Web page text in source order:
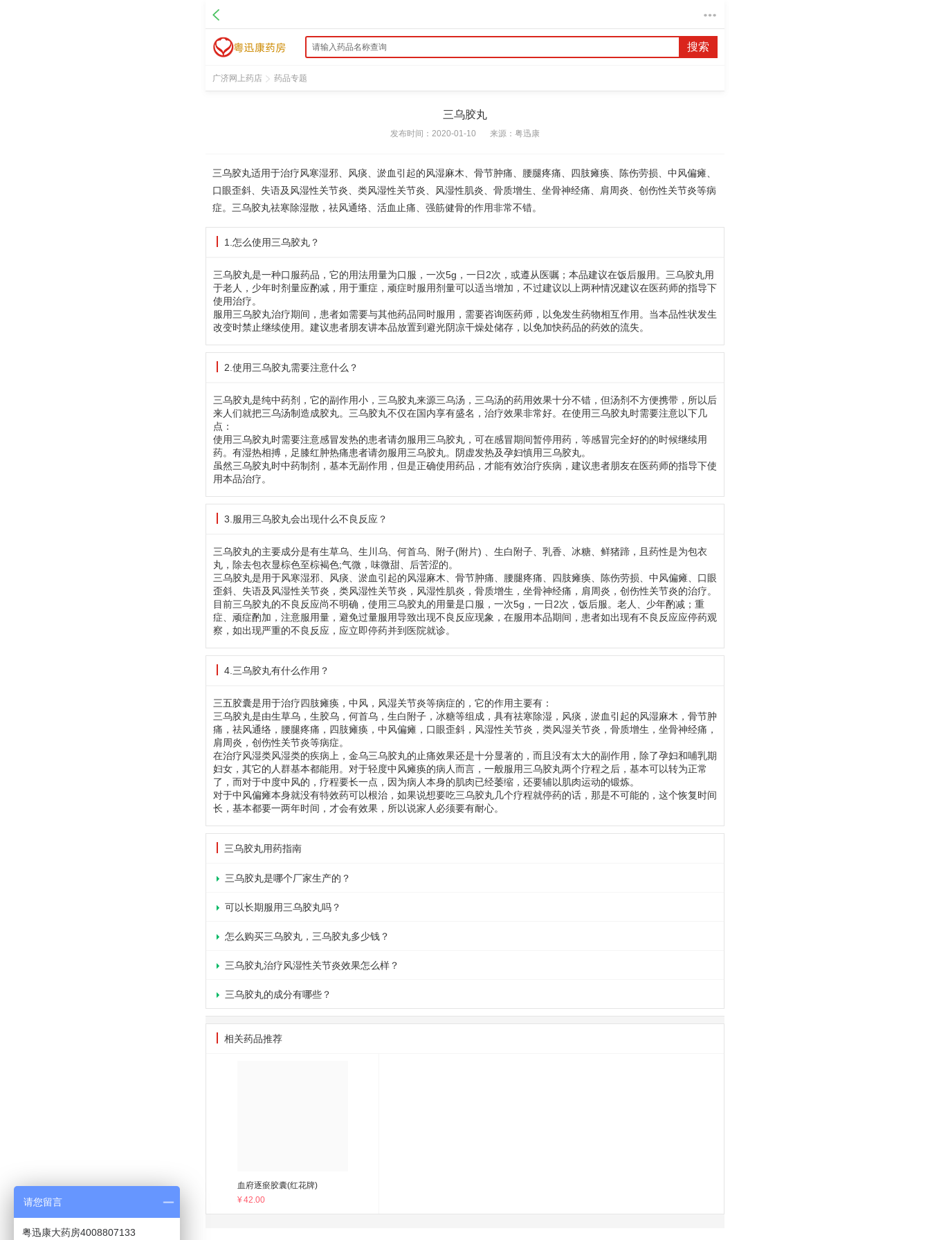
搜索
广济网上药店 药品专题
三乌胶丸
发布时间：2020-01-10 来源： 粤迅康
三乌胶丸适用于治疗风寒湿邪、风痰、淤血引起的风湿麻木、骨节肿痛、腰腿疼痛、四肢瘫痪、陈伤劳损、中风偏瘫、
口眼歪斜、失语及风湿性关节炎、类风湿性关节炎、风湿性肌炎、骨质增生、坐骨神经痛、肩周炎、创伤性关节炎等病
症。三乌胶丸祛寒除湿散，祛风通络、活血止痛、强筋健骨的作用非常不错。
1.怎么使用三乌胶丸？
三乌胶丸是一种口服药品，它的用法用量为口服，一次5g，一日2次，或遵从医嘱；本品建议在饭后服用。三乌胶丸用
于老人，少年时剂量应酌减，用于重症，顽症时服用剂量可以适当增加，不过建议以上两种情况建议在医药师的指导下
使用治疗。
服用三乌胶丸治疗期间，患者如需要与其他药品同时服用，需要咨询医药师，以免发生药物相互作用。当本品性状发生
改变时禁止继续使用。建议患者朋友讲本品放置到避光阴凉干燥处储存，以免加快药品的药效的流失。
2.使用三乌胶丸需要注意什么？
三乌胶丸是纯中药剂，它的副作用小，三乌胶丸来源三乌汤，三乌汤的药用效果十分不错，但汤剂不方便携带，所以后
来人们就把三乌汤制造成胶丸。三乌胶丸不仅在国内享有盛名，治疗效果非常好。在使用三乌胶丸时需要注意以下几
点：
使用三乌胶丸时需要注意感冒发热的患者请勿服用三乌胶丸，可在感冒期间暂停用药，等感冒完全好的的时候继续用
药。有湿热相搏，足膝红肿热痛患者请勿服用三乌胶丸。阴虚发热及孕妇慎用三乌胶丸。
虽然三乌胶丸时中药制剂，基本无副作用，但是正确使用药品，才能有效治疗疾病，建议患者朋友在医药师的指导下使
用本品治疗。
3.服用三乌胶丸会出现什么不良反应？
三乌胶丸的主要成分是有生草乌、生川乌、何首乌、附子(附片) 、生白附子、乳香、冰糖、鲜猪蹄，且药性是为包衣
丸，除去包衣显棕色至棕褐色;气微，味微甜、后苦涩的。
三乌胶丸是用于风寒湿邪、风痰、淤血引起的风湿麻木、骨节肿痛、腰腿疼痛、四肢瘫痪、陈伤劳损、中风偏瘫、口眼
歪斜、失语及风湿性关节炎，类风湿性关节炎，风湿性肌炎，骨质增生，坐骨神经痛，肩周炎，创伤性关节炎的治疗。
目前三乌胶丸的不良反应尚不明确，使用三乌胶丸的用量是口服，一次5g，一日2次，饭后服。老人、少年酌减；重
症、顽症酌加，注意服用量，避免过量服用导致出现不良反应现象，在服用本品期间，患者如出现有不良反应应停药观
察，如出现严重的不良反应，应立即停药并到医院就诊。
4.三乌胶丸有什么作用？
三五胶囊是用于治疗四肢瘫痪，中风，风湿关节炎等病症的，它的作用主要有：
三乌胶丸是由生草乌，生胶乌，何首乌，生白附子，冰糖等组成，具有祛寒除湿，风痰，淤血引起的风湿麻木，骨节肿
痛，祛风通络，腰腿疼痛，四肢瘫痪，中风偏瘫，口眼歪斜，风湿性关节炎，类风湿关节炎，骨质增生，坐骨神经痛，
肩周炎，创伤性关节炎等病症。
在治疗风湿类风湿类的疾病上，金乌三乌胶丸的止痛效果还是十分显著的，而且没有太大的副作用，除了孕妇和哺乳期
妇女，其它的人群基本都能用。对于轻度中风瘫痪的病人而言，一般服用三乌胶丸两个疗程之后，基本可以转为正常
了，而对于中度中风的，疗程要长一点，因为病人本身的肌肉已经萎缩，还要辅以肌肉运动的锻炼。
对于中风偏瘫本身就没有特效药可以根治，如果说想要吃三乌胶丸几个疗程就停药的话，那是不可能的，这个恢复时间
长，基本都要一两年时间，才会有效果，所以说家人必须要有耐心。
三乌胶丸用药指南
三乌胶丸是哪个厂家生产的？
可以长期服用三乌胶丸吗？
怎么购买三乌胶丸，三乌胶丸多少钱？
三乌胶丸治疗风湿性关节炎效果怎么样？
三乌胶丸的成分有哪些？
相关药品推荐
血府逐瘀胶囊(红花牌)
¥42.00
请您留言
粤迅康大药房4008807133